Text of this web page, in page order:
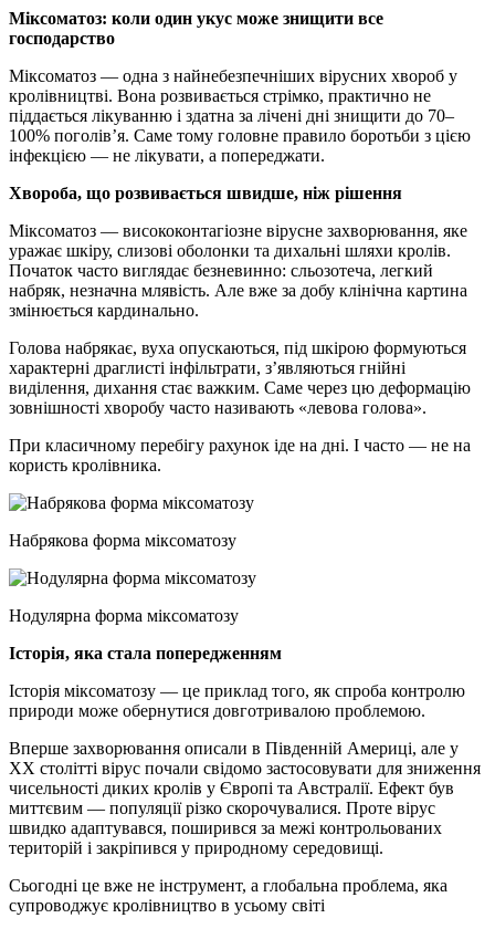
Міксоматоз: коли один укус може знищити все
господарство
Міксоматоз — одна з найнебезпечніших вірусних хвороб у
кролівництві. Вона розвивається стрімко, практично не
піддається лікуванню і здатна за лічені дні знищити до 70–
100% поголів’я. Саме тому головне правило боротьби з цією
інфекцією — не лікувати, а попереджати.
Хвороба, що розвивається швидше, ніж рішення
Міксоматоз — висококонтагіозне вірусне захворювання, яке
уражає шкіру, слизові оболонки та дихальні шляхи кролів.
Початок часто виглядає безневинно: сльозотеча, легкий
набряк, незначна млявість. Але вже за добу клінічна картина
змінюється кардинально.
Голова набрякає, вуха опускаються, під шкірою формуються
характерні драглисті інфільтрати, з’являються гнійні
виділення, дихання стає важким. Саме через цю деформацію
зовнішності хворобу часто називають «левова голова».
При класичному перебігу рахунок іде на дні. І часто — не на
користь кролівника.
Набрякова форма міксоматозу
Нодулярна форма міксоматозу
Історія, яка стала попередженням
Історія міксоматозу — це приклад того, як спроба контролю
природи може обернутися довготривалою проблемою.
Вперше захворювання описали в Південній Америці, але у
ХХ столітті вірус почали свідомо застосовувати для зниження
чисельності диких кролів у Європі та Австралії. Ефект був
миттєвим — популяції різко скорочувалися. Проте вірус
швидко адаптувався, поширився за межі контрольованих
територій і закріпився у природному середовищі.
Сьогодні це вже не інструмент, а глобальна проблема, яка
супроводжує кролівництво в усьому світі